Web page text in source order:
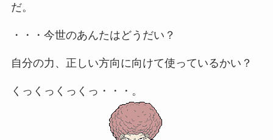
だ。
・・・今世のあんたはどうだい？
自分の力、正しい方向に向けて使っているかい？
くっくっくっくっ・・・。